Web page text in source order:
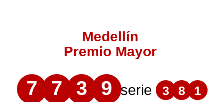
Medellín
Premio Mayor
7 7 3 9 serie 3 8 1